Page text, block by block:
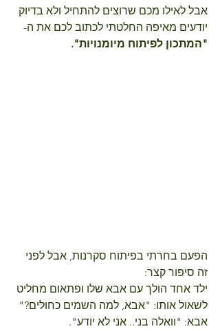
אבל לאילו מכם שרוצים להתחיל ולא בדיוק
יודעים מאיפה החלטתי לכתוב לכם את ה-
"המתכון לפיתוח מיומנויות".
הפעם בחרתי בפיתוח סקרנות, אבל לפני
זה סיפור קצר:
ילד אחד הולך עם אבא שלו ופתאום מחליט
לשאול אותו: "אבא, למה השמים כחולים?"
אבא: "וואלה בני.. אני לא יודע".